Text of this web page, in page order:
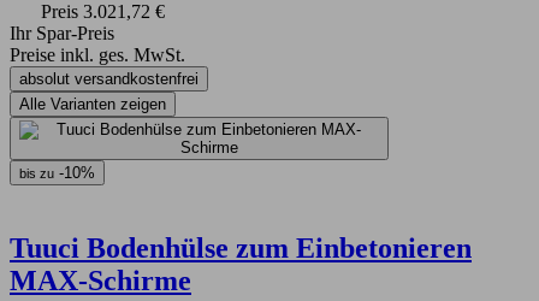
Preis 3.021,72 €
Ihr Spar-Preis
Preise inkl. ges. MwSt.
absolut versandkostenfrei
Alle Varianten zeigen
bis zu -10%
Tuuci Bodenhülse zum Einbetonieren
MAX-Schirme